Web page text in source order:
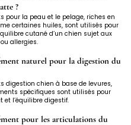
?
pour la peau et le pelage, riches en
certaines huiles, sont utilisés pour
cutané d’un chien sujet aux
allergies.
naturel pour la digestion du
digestion chien à base de levures,
spécifiques sont utilisés pour
et l’équilibre digestif.
pour les articulations du